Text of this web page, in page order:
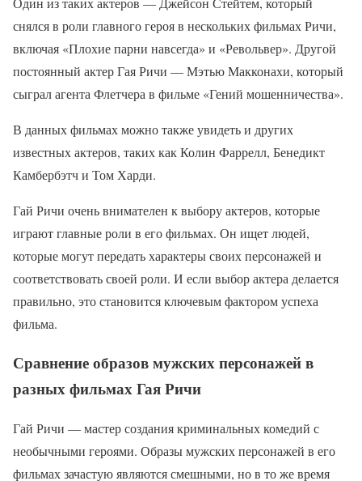
снялся в роли главного героя в нескольких фильмах Ричи,
включая «Плохие парни навсегда» и «Револьвер». Другой
постоянный актер Гая Ричи — Мэтью Макконахи, который
сыграл агента Флетчера в фильме «Гений мошенничества».
В данных фильмах можно также увидеть и других
известных актеров, таких как Колин Фаррелл, Бенедикт
Камбербэтч и Том Харди.
Гай Ричи очень внимателен к выбору актеров, которые
играют главные роли в его фильмах. Он ищет людей,
которые могут передать характеры своих персонажей и
соответствовать своей роли. И если выбор актера делается
правильно, это становится ключевым фактором успеха
фильма.
Сравнение образов мужских персонажей в
разных фильмах Гая Ричи
Гай Ричи — мастер создания криминальных комедий с
необычными героями. Образы мужских персонажей в его
фильмах зачастую являются смешными, но в то же время